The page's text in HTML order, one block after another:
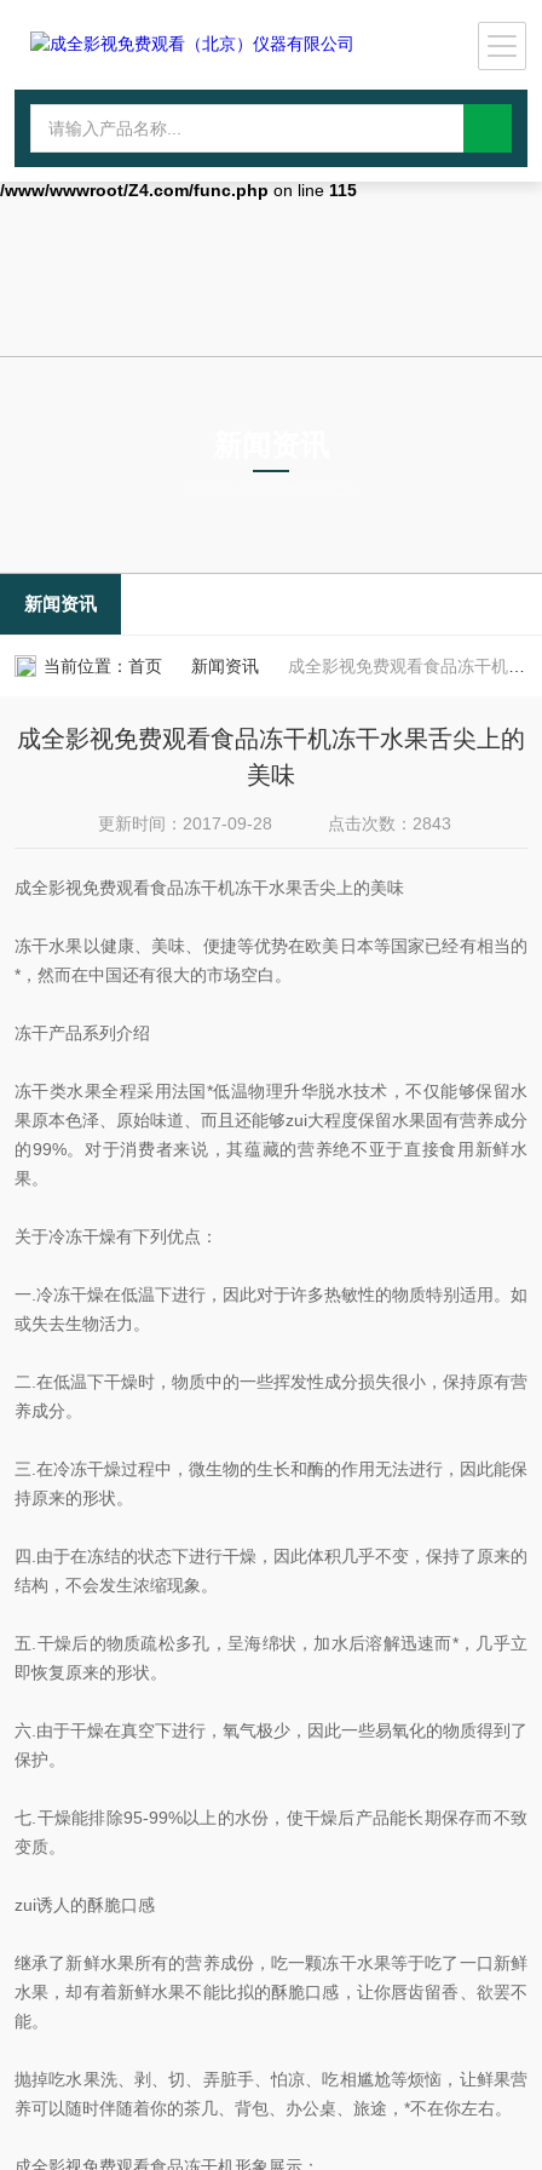
Warning: mkdir(): No space left on device in
file_put_contents(./cachefile_yuan/wwyjgs.com/cache/8e/6374d/
failed to open stream: No such file or directory in
/www/wwwroot/Z4.com/func.php on line 115
新闻资讯
当前位置： 首页 新闻资讯 成全影视免费观看食品冻干机冻干水果舌尖上的美味
成全影视免费观看食品冻干机冻干水果舌尖上的
美味
更新时间：2017-09-28 点击次数：2843
成全影视免费观看食品冻干机冻干水果舌尖上的美味
冻干水果以健康、美味、便捷等优势在欧美日本等国家已经有相当的
*，然而在中国还有很大的市场空白。
冻干产品系列介绍
冻干类水果全程采用法国*低温物理升华脱水技术，不仅能够保留水
果原本色泽、原始味道、而且还能够zui大程度保留水果固有营养成分
的99%。对于消费者来说，其蕴藏的营养绝不亚于直接食用新鲜水
果。
关于冷冻干燥有下列优点：
一.冷冻干燥在低温下进行，因此对于许多热敏性的物质特别适用。如
或失去生物活力。
二.在低温下干燥时，物质中的一些挥发性成分损失很小，保持原有营
养成分。
三.在冷冻干燥过程中，微生物的生长和酶的作用无法进行，因此能保
持原来的形状。
四.由于在冻结的状态下进行干燥，因此体积几乎不变，保持了原来的
结构，不会发生浓缩现象。
五.干燥后的物质疏松多孔，呈海绵状，加水后溶解迅速而*，几乎立
即恢复原来的形状。
六.由于干燥在真空下进行，氧气极少，因此一些易氧化的物质得到了
保护。
七.干燥能排除95-99%以上的水份，使干燥后产品能长期保存而不致
变质。
zui诱人的酥脆口感
继承了新鲜水果所有的营养成份，吃一颗冻干水果等于吃了一口新鲜
水果，却有着新鲜水果不能比拟的酥脆口感，让你唇齿留香、欲罢不
能。
抛掉吃水果洗、剥、切、弄脏手、怕凉、吃相尴尬等烦恼，让鲜果营
养可以随时伴随着你的茶几、背包、办公桌、旅途，*不在你左右。